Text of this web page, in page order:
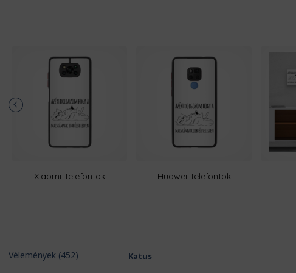
Xiaomi Telefontok Huawei Telefontok
Vélemények (452) Katus